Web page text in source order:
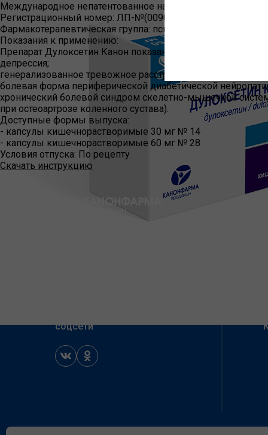
Международное непатентованное наименование:
Регистрационный номер: ЛП-№(009077)-(РГ-RU)
Фармакотерапевтическая группа: психоаналептики;
Показания к применению:
Препарат Дулоксетин Канон показан к применению у
депрессия;
генерализованное тревожное расстройство;
болевая форма периферической диабетической
хронический болевой синдром скелетно-мышечной
при остеоартрозе коленного сустава).
Доступные формы выпуска:
- капсулы кишечнорастворимые 30 мг № 14
- капсулы кишечнорастворимые 60 мг № 28
Условия отпуска: По рецепту
Скачать инструкцию
соцсети